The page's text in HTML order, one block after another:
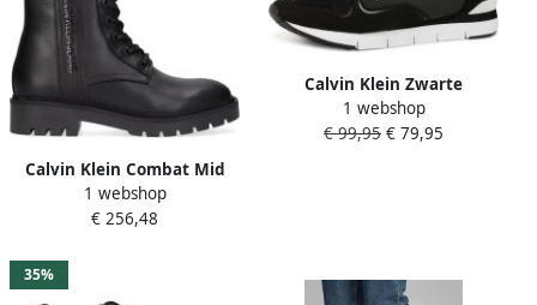
Calvin Klein Combat Mid
Laceup Veterboots Laarzen
Met Veters Dames Zwart
1 webshop
€ 256,48
Calvin Klein Zwarte
Sneakers Tori
1 webshop
€ 99,95 € 79,95
35%